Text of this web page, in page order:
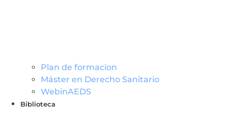
Plan de formacion
Máster en Derecho Sanitario
WebinAEDS
Biblioteca